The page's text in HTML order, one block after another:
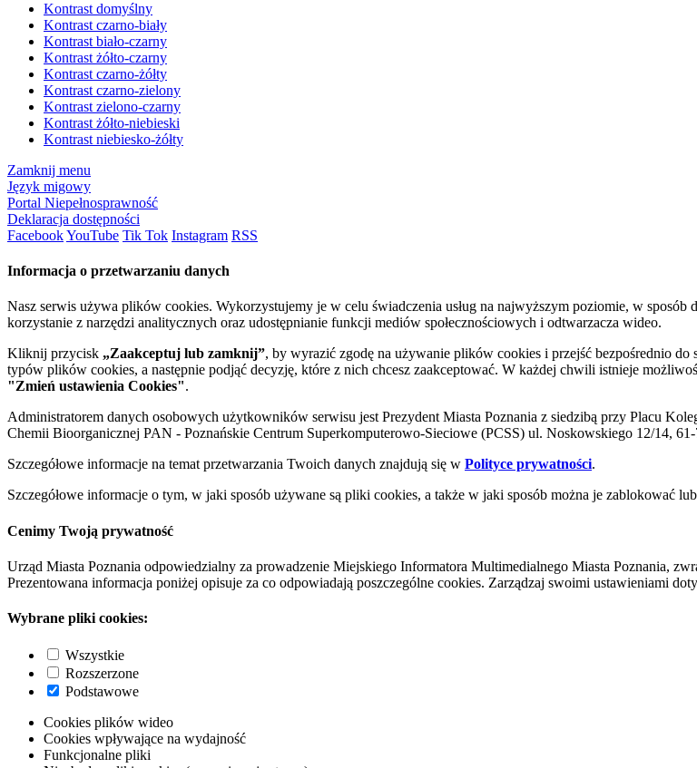
Kontrast domyślny
Kontrast czarno-biały
Kontrast biało-czarny
Kontrast żółto-czarny
Kontrast czarno-żółty
Kontrast czarno-zielony
Kontrast zielono-czarny
Kontrast żółto-niebieski
Kontrast niebiesko-żółty
Zamknij menu
Język migowy
Portal Niepełnosprawność
Deklaracja dostępności
FacebookYouTube Tik Tok Instagram RSS
Informacja o przetwarzaniu danych
Nasz serwis używa plików cookies. Wykorzystujemy je w celu świadczenia usług na najwyższym poziomie, w
korzystanie z narzędzi analitycznych oraz udostępnianie funkcji mediów społecznościowych i odtwarzacza wideo.
Kliknij przycisk „Zaakceptuj lub zamknij”, by wyrazić zgodę na używanie plików cookies i przejść bezpośrednio do
typów plików cookies, a następnie podjąć decyzję, które z nich chcesz zaakceptować. W każdej chwili istnieje
"Zmień ustawienia Cookies".
Administratorem danych osobowych użytkowników serwisu jest Prezydent Miasta Poznania z siedzibą przy Placu
Chemii Bioorganicznej PAN - Poznańskie Centrum Superkomputerowo-Sieciowe (PCSS) ul. Noskowskiego 12/14, 61-
Szczegółowe informacje na temat przetwarzania Twoich danych znajdują się w Polityce prywatności.
Szczegółowe informacje o tym, w jaki sposób używane są pliki cookies, a także w jaki sposób można je zablokować
Cenimy Twoją prywatność
Urząd Miasta Poznania odpowiedzialny za prowadzenie Miejskiego Informatora Multimedialnego Miasta Poznania,
Prezentowana informacja poniżej opisuje za co odpowiadają poszczególne cookies. Zarządzaj swoimi ustawieniami
Wybrane pliki cookies:
Wszystkie
Rozszerzone
Podstawowe
Cookies plików wideo
Cookies wpływające na wydajność
Funkcjonalne pliki